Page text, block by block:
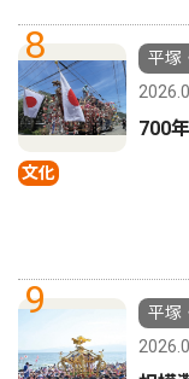
8
文化
平塚
700
9
平塚